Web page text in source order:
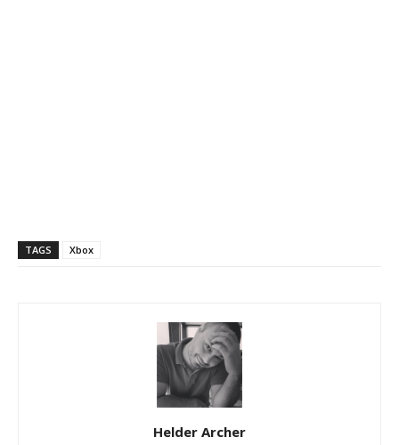
TAGS Xbox
Helder Archer